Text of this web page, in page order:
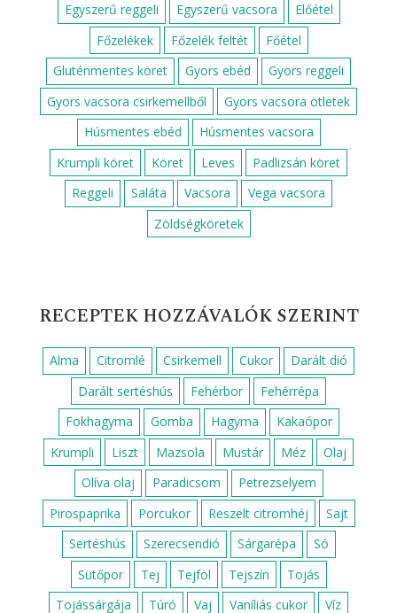
Egyszerű reggeli
Egyszerű vacsora
Előétel
Főzelékek
Főzelék feltét
Főétel
Gluténmentes köret
Gyors ebéd
Gyors reggeli
Gyors vacsora csirkemellből
Gyors vacsora ötletek
Húsmentes ebéd
Húsmentes vacsora
Krumpli köret
Köret Leves
Padlizsán köret
Reggeli
Saláta Vacsora
Vega vacsora
Zöldségköretek
RECEPTEK HOZZÁVALÓK SZERINT
Alma Citromlé Csirkemell Cukor
Darált dió
Darált sertéshús
Fehérbor
Fehérrépa
Fokhagyma
Gomba Hagyma
Kakaópor
Krumpli
Liszt Mazsola Mustár Méz
Olaj
Olíva olaj
Paradicsom
Petrezselyem
Pirospaprika
Porcukor Reszelt citromhéj
Sajt
Sertéshús
Szerecsendió Sárgarépa
Só
Sütőpor
Tej Tejföl Tejszín
Tojás
Tojássárgája
Túró Vaj Vaníliás cukor Víz